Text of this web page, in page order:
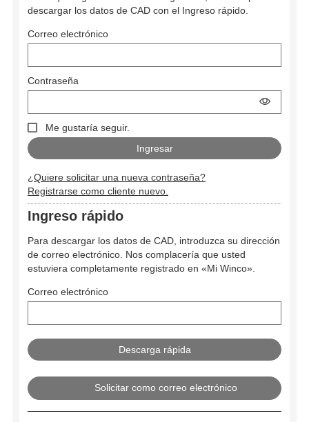
descargar los datos de CAD con el Ingreso rápido.
Correo electrónico
Contraseña
Me gustaría seguir.
¿Quiere solicitar una nueva contraseña?
Registrarse como cliente nuevo.
Ingreso rápido
Para descargar los datos de CAD, introduzca su dirección
de correo electrónico. Nos complacería que usted
estuviera completamente registrado en «Mi Winco».
Correo electrónico
Solicitar como correo electrónico